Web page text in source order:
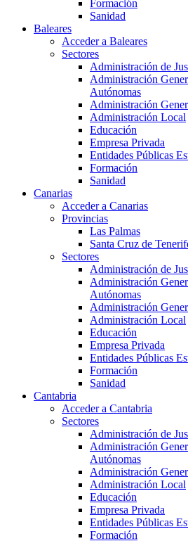
Formación
Sanidad
Baleares
Acceder a Baleares
Sectores
Administración de
Administración
Autónomas
Administración
Administración Local
Educación
Empresa Privada
Entidades Públicas
Formación
Sanidad
Canarias
Acceder a Canarias
Provincias
Las Palmas
Santa Cruz de
Sectores
Administración de
Administración
Autónomas
Administración
Administración Local
Educación
Empresa Privada
Entidades Públicas
Formación
Sanidad
Cantabria
Acceder a Cantabria
Sectores
Administración de
Administración
Autónomas
Administración
Administración Local
Educación
Empresa Privada
Entidades Públicas
Formación